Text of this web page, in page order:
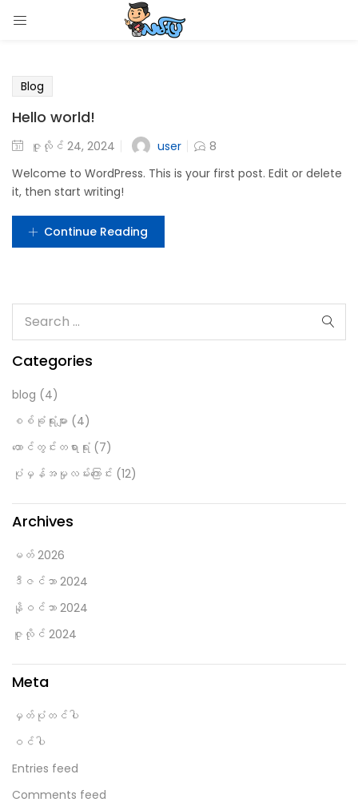
Blog
Hello world!
ဇူလိုင် 24, 2024 user
8
Welcome to WordPress. This is your first post. Edit or delete
it, then start writing!
Continue Reading
Categories
blog (4)
စစ်ခုံရုံးများ (4)
ထောင်တွင်းတရားရုံး (7)
ပုံမှန်အမှုလမ်းကြောင်း (12)
Archives
မတ် 2026
ဒီဇင်ဘာ 2024
နိုဝင်ဘာ 2024
ဇူလိုင် 2024
Meta
မှတ်ပုံတင်ပါ
ဝင်ပါ
Entries feed
Comments feed
Enter your username and password to login.
Remember me